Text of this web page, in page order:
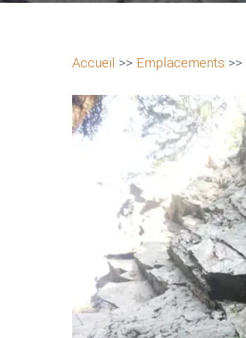
Accueil >> Emplacements >>